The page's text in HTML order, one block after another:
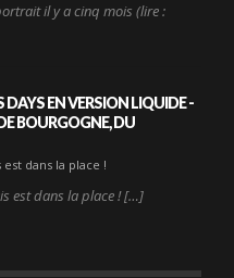
il y a cinq mois (lire :
DAYS EN VERSION LIQUIDE -
BOURGOGNE, DU
dans la place !
est dans la place ! […]